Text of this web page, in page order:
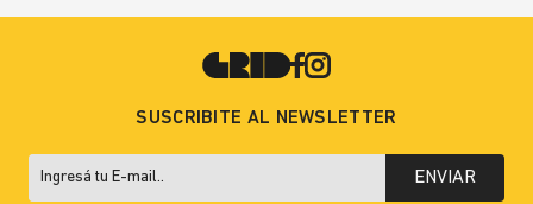
SUSCRIBITE AL NEWSLETTER
ENVIAR